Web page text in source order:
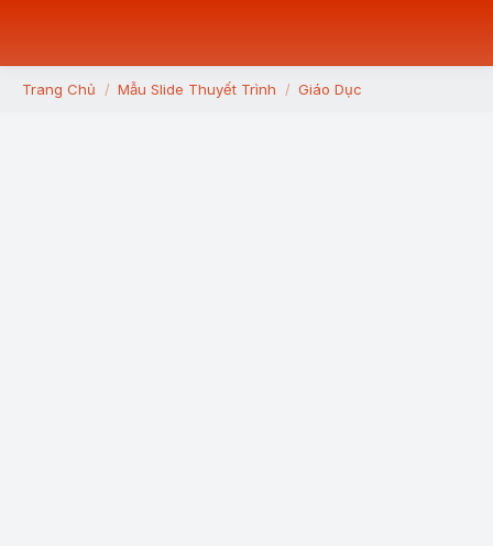
You are here:
Trang Chủ Mẫu Slide Thuyết Trình Giáo Dục